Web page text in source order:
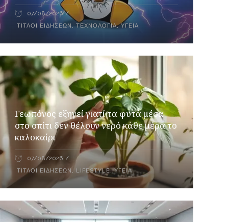
07/08/2026
ΤΊΤΛΟΙ ΕΙΔΉΣΕΩΝ,ΤΕΧΝΟΛΟΓΊΑ,ΥΓΕΊΑ
Γεωπόνος εξηγεί γιατί τα φυτά μέσα
στο σπίτι δεν θέλουν νερό κάθε μέρα το
καλοκαίρι
07/08/2026
ΤΊΤΛΟΙ ΕΙΔΉΣΕΩΝ , LIFESTYLE,ΥΓΕΊΑ